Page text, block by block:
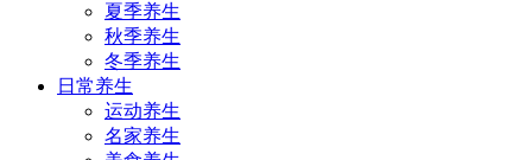
夏季养生
秋季养生
冬季养生
日常养生
运动养生
名家养生